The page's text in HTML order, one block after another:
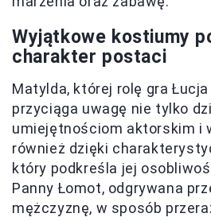
Wyjątkowe kostiumy
charakter postaci
Matylda, której rolę gra
przyciąga uwagę nie tylko
umiejętnościom aktorskim i
również dzięki
który podkreśla jej
Panny Łomot, odgrywana
mężczyznę, w sposób